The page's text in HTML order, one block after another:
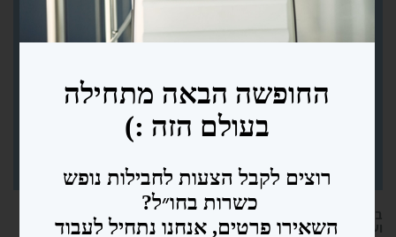
בואו לקבל השראה לטיולים, מסלולים מוכנים, כלים לתכנון טיול
ועוד. חפשו כתבות לפי שם היעד או סוג הטיול!